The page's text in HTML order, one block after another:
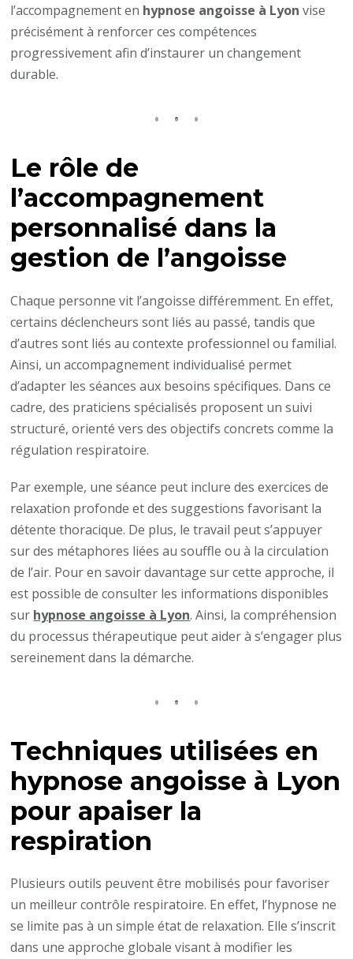
l’accompagnement en hypnose angoisse à Lyon vise
précisément à renforcer ces compétences
progressivement afin d’instaurer un changement
durable.
Le rôle de
l’accompagnement
personnalisé dans la
gestion de l’angoisse
Chaque personne vit l’angoisse différemment. En effet,
certains déclencheurs sont liés au passé, tandis que
d’autres sont liés au contexte professionnel ou familial.
Ainsi, un accompagnement individualisé permet
d’adapter les séances aux besoins spécifiques. Dans ce
cadre, des praticiens spécialisés proposent un suivi
structuré, orienté vers des objectifs concrets comme la
régulation respiratoire.
Par exemple, une séance peut inclure des exercices de
relaxation profonde et des suggestions favorisant la
détente thoracique. De plus, le travail peut s’appuyer
sur des métaphores liées au souffle ou à la circulation
de l’air. Pour en savoir davantage sur cette approche, il
est possible de consulter les informations disponibles
sur hypnose angoisse à Lyon. Ainsi, la compréhension
du processus thérapeutique peut aider à s’engager plus
sereinement dans la démarche.
Techniques utilisées en
hypnose angoisse à Lyon
pour apaiser la
respiration
Plusieurs outils peuvent être mobilisés pour favoriser
un meilleur contrôle respiratoire. En effet, l’hypnose ne
se limite pas à un simple état de relaxation. Elle s’inscrit
dans une approche globale visant à modifier les